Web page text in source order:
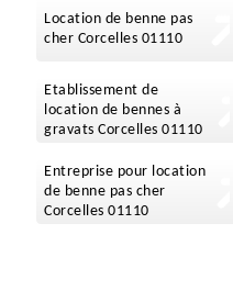
Location de benne pas
cher Corcelles 01110
Etablissement de
location de bennes à
gravats Corcelles 01110
Entreprise pour location
de benne pas cher
Corcelles 01110